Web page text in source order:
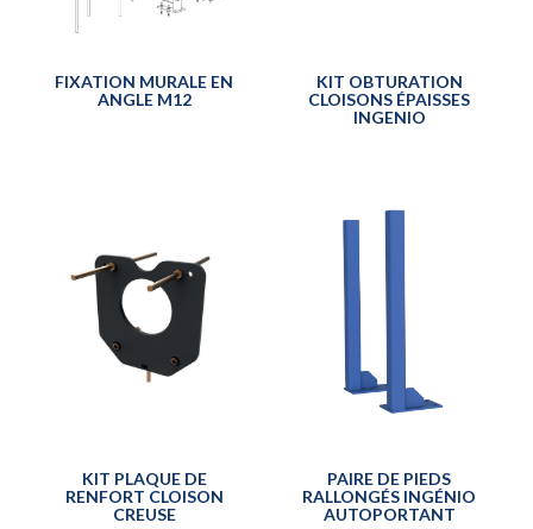
FIXATION MURALE EN
ANGLE M12
KIT OBTURATION
CLOISONS ÉPAISSES
INGENIO
KIT PLAQUE DE
RENFORT CLOISON
CREUSE
PAIRE DE PIEDS
RALLONGÉS INGÉNIO
AUTOPORTANT